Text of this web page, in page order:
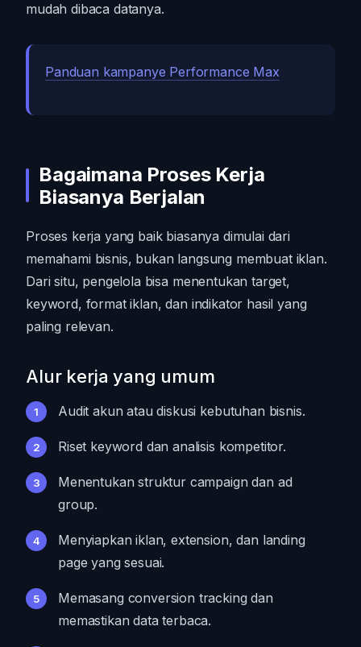
mudah dibaca datanya.
Panduan kampanye Performance Max
Bagaimana Proses Kerja
Biasanya Berjalan
Proses kerja yang baik biasanya dimulai dari
memahami bisnis, bukan langsung membuat iklan.
Dari situ, pengelola bisa menentukan target,
keyword, format iklan, dan indikator hasil yang
paling relevan.
Alur kerja yang umum
Audit akun atau diskusi kebutuhan bisnis.
Riset keyword dan analisis kompetitor.
Menentukan struktur campaign dan ad
group.
Menyiapkan iklan, extension, dan landing
page yang sesuai.
Memasang conversion tracking dan
memastikan data terbaca.